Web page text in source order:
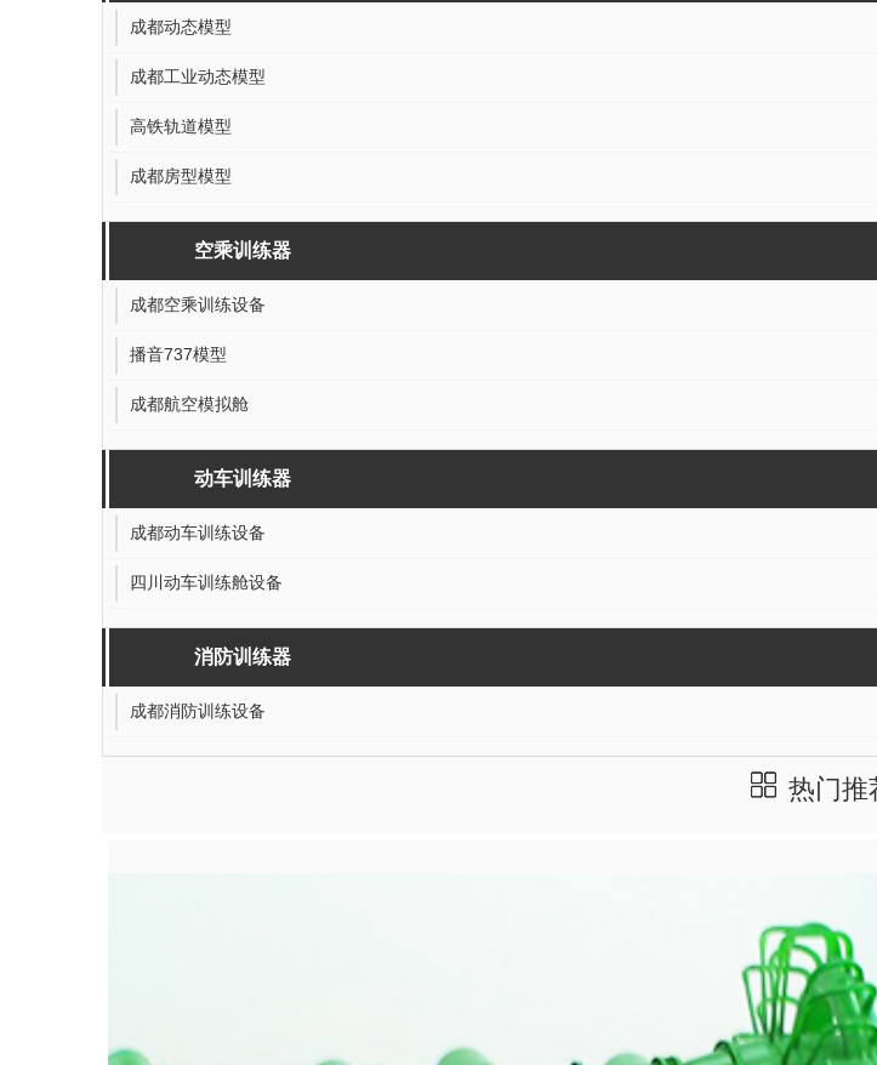
M2坦克
工业动态模型
成都动态模型
成都工业动态模型
空乘训练器
成都空乘训练设备
播音737模型
成都航空模拟舱